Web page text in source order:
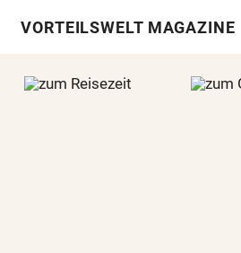
VORTEILSWELT MAGAZINE